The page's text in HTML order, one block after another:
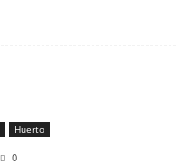
Huerto
0